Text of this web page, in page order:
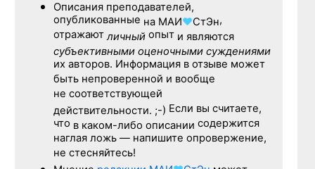
Описания преподавателей,
опубликованные на МАИ♥СтЭн,
отражаютличный опыт и являются
субъективными оценочными суждениями
их авторов. Информация в отзыве может
быть непроверенной и вообще
не соответствующей
действительности. ;-) Если вы считаете,
что в каком-либо описании содержится
наглая ложь — напишите опровержение,
не стесняйтесь!